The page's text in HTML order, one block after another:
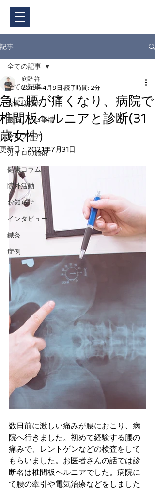
記事
全ての記事
お客様の声
最新カイロ事情
セルフケア
カイロの施術
健康コラム
院外活動
お知らせ
インタビュー
鍼灸
症例
全ての記事
急に腰が痛くなり、病院で
椎間板ヘルニアと診断(31
歳女性）
庭野 祥
2019年4月9日 読了時間: 2分
更新日：2021年7月31日
数日前に激しい痛みが腰におこり、病
院へ行きました。初めて経験する腰の
痛みで、レントゲンなどの検査をして
もらいました。お医者さんの話では診
断名は椎間板ヘルニアでした。病院に
て腰の牽引や電気治療などをしました